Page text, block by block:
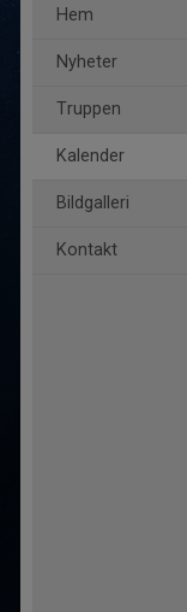
Hem
Nyheter
Truppen
Kalender
Bildgalleri
Kontakt